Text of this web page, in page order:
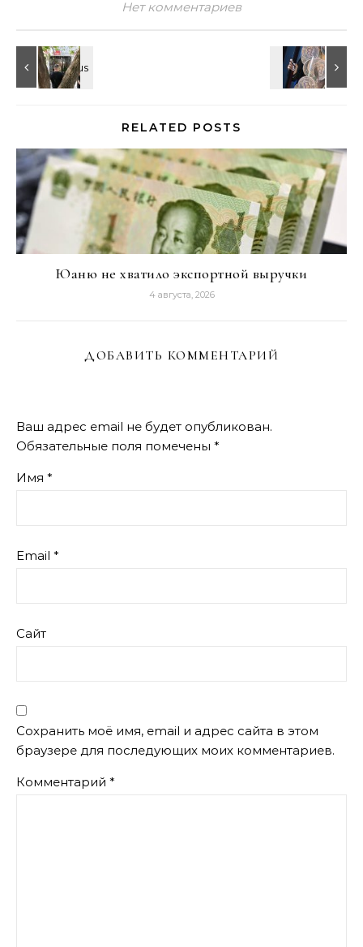
Нет комментариев
RELATED POSTS
Юаню не хватило экспортной выручки
4 августа, 2026
ДОБАВИТЬ КОММЕНТАРИЙ
Ваш адрес email не будет опубликован.
Обязательные поля помечены *
Имя *
Email *
Сайт
Сохранить моё имя, email и адрес сайта в этом
браузере для последующих моих комментариев.
Комментарий *